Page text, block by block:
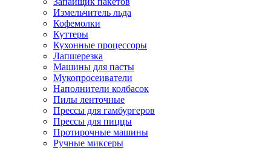
Измельчитель льда
Кофемолки
Куттеры
Кухонные процессоры
Лапшерезка
Машины для пасты
Мукопросеиватели
Наполнители колбасок
Пилы ленточные
Прессы для гамбургеров
Прессы для пиццы
Протирочные машины
Ручные миксеры